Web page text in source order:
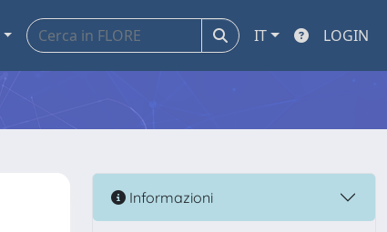
IT LOGIN
Informazioni